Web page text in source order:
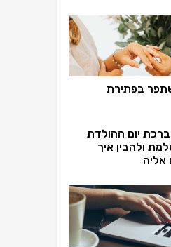
בפתירת
ברכת יום ההולדת
ולהבין איך
אליה